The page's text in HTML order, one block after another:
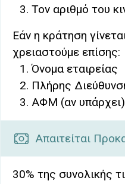
Τον αριθμό του
Εάν η κράτηση
χρειαστούμε επίσης:
Όνομα εταιρείας
Πλήρης
ΑΦΜ (αν υπάρχει)
Απαιτείται
30% της συνολικής